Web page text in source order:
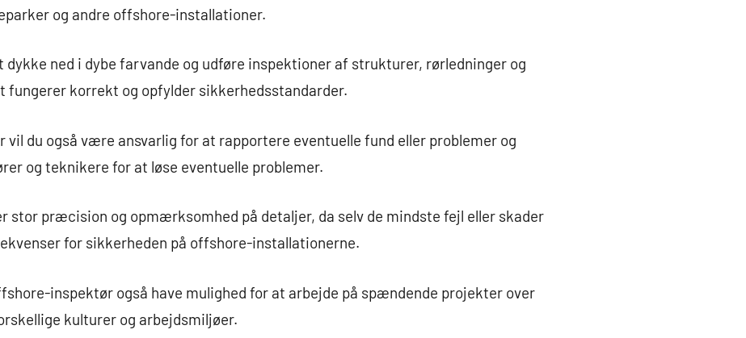
og andre offshore-installationer.
ned i dybe farvande og udføre inspektioner af strukturer, rørledninger og
fungerer korrekt og opfylder sikkerhedsstandarder.
du også være ansvarlig for at rapportere eventuelle fund eller problemer og
og teknikere for at løse eventuelle problemer.
stor præcision og opmærksomhed på detaljer, da selv de mindste fejl eller skader
for sikkerheden på offshore-installationerne.
inspektør også have mulighed for at arbejde på spændende projekter over
kulturer og arbejdsmiljøer.